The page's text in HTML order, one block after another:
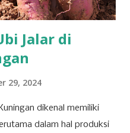
sebagai wilayah
Jalar di
29, 2024
dikenal memiliki
dalam hal produksi